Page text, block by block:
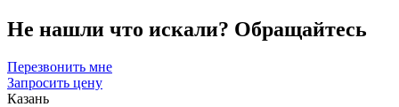
Не нашли что искали? Обращайтесь
Перезвонить мне
Запросить цену
Казань